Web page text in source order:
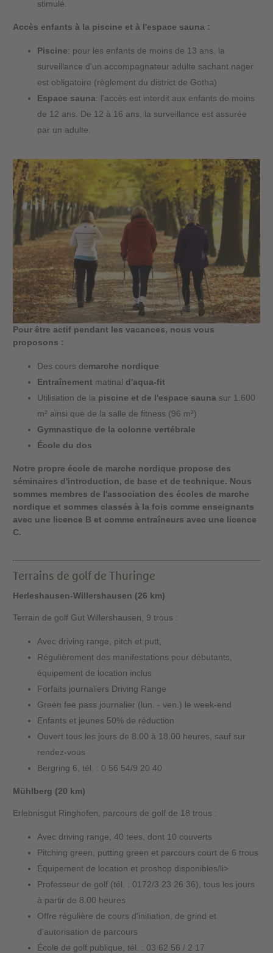
stimulé.
Accès enfants à la piscine et à l'espace sauna :
Piscine: pour les enfants de moins de 13 ans, la
surveillance d'un accompagnateur adulte sachant nager
est obligatoire (règlement du district de Gotha)
Espace sauna: l'accès est interdit aux enfants de moins
de 12 ans. De 12 à 16 ans, la surveillance est assurée
par un adulte.
Pour être actif pendant les vacances, nous vous
proposons :
Des cours demarche nordique
Entraînement matinal d'aqua-fit
Utilisation de la piscine et de l'espace sauna sur 1.600
m² ainsi que de la salle de fitness (96 m²)
Gymnastique de la colonne vertébrale
École du dos
Notre propre école de marche nordique propose des
séminaires d'introduction, de base et de technique. Nous
sommes membres de l'association des écoles de marche
nordique et sommes classés à la fois comme enseignants
avec une licence B et comme entraîneurs avec une licence
C.
Terrains de golf de Thuringe
Herleshausen-Willershausen (26 km)
Terrain de golf Gut Willershausen, 9 trous :
Avec driving range, pitch et putt,
Régulièrement des manifestations pour débutants,
équipement de location inclus
Forfaits journaliers Driving Range
Green fee pass journalier (lun. - ven.) le week-end
Enfants et jeunes 50% de réduction
Ouvert tous les jours de 8.00 à 18.00 heures, sauf sur
rendez-vous
Bergring 6, tél. : 0 56 54/9 20 40
Mühlberg (20 km)
Erlebnisgut Ringhofen, parcours de golf de 18 trous :
Avec driving range, 40 tees, dont 10 couverts
Pitching green, putting green et parcours court de 6 trous
Équipement de location et proshop disponibles/li>
Professeur de golf (tél. : 0172/3 23 26 36), tous les jours
à partir de 8.00 heures
Offre régulière de cours d'initiation, de grind et
d'autorisation de parcours
École de golf publique, tél. : 03 62 56 / 2 17